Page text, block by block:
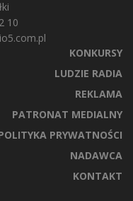
10
KONKURSY
LUDZIE RADIA
REKLAMA
PATRONAT MEDIALNY
PRYWATNOŚCI
NADAWCA
KONTAKT